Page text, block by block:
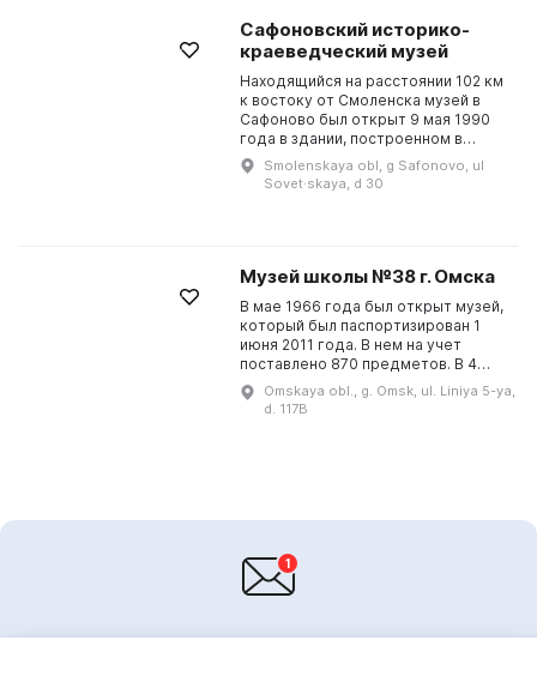
Сафоновский историко-
краеведческий музей
Находящийся на расстоянии 102 км
к востоку от Смоленска музей в
Сафоново был открыт 9 мая 1990
года в здании, построенном в
первые годы становления города.
Первым директором музея была
назначена Боров...
Smolenskaya obl, g Safonovo, ul
Sovet·skaya, d 30
Музей школы №38 г. Омска
В мае 1966 года был открыт музей,
который был паспортизирован 1
июня 2011 года. В нем на учет
поставлено 870 предметов. В 4
залах просторного музея
представлены документальные
Omskaya obl., g. Omsk, ul. Liniya 5-ya,
d. 117B